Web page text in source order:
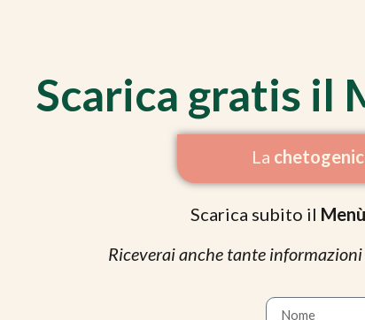
Scarica gratis il
La
Scarica subito il
Riceverai anche tante